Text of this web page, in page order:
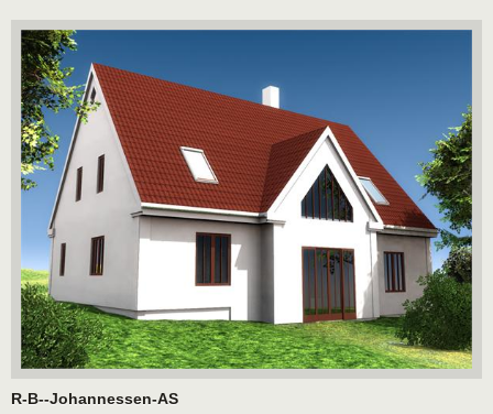
R-B--Johannessen-AS